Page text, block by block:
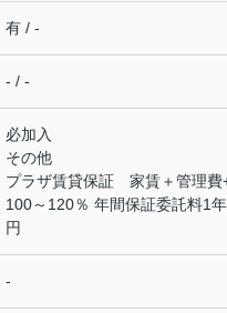
有 / -
- / -
必加入
その他
プラザ賃貸保証 家賃＋管理費
100～120％ 年間保証委託料1
円
-